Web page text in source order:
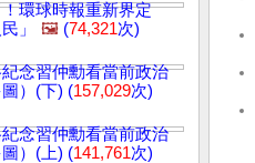
環球時報重新界定
」
🖼️ (74,321次)
念習仲勳看當前政治
）(下) (157,029次)
念習仲勳看當前政治
）(上) (141,761次)